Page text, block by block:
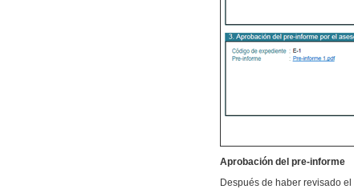
Aprobación del pre-informe
Después de haber revisado